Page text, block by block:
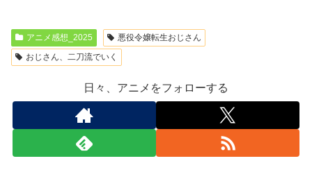
アニメ感想_2025
悪役令嬢転生おじさん
おじさん、二刀流でいく
日々、アニメをフォローする